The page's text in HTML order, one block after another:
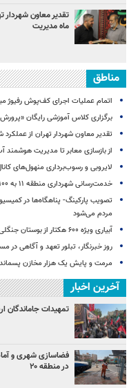
ماه مدیریت
مناطق
اتمام عملیات اجرای کف‌پوش رفیوژ
برگزاری کلاس آموزشی رایگان
تقدیر معاون شهردار تهران از عملکرد شهردار منطقه ۱۳
از بازسازی معابر تا مدیریت
لایروبی و رسوب‌برداری منهول‌های
خدمت‌رسانی شهرداری منطقه ۱۱ به ۱۰۰ هزار زائر در سامرا
مردم می‌شود
آبیاری ویژه ۶۰۰ هکتار از بوستان جنگلی سرخه‌حصار
روز خبرنگار، تبلور تعهد و آگاهی در
مرمت و پایش یک هزار مخازن
آخرین اخبار
تمهیدات جاماندگان
فضاسازی شهری و
در منطقه ۲۰